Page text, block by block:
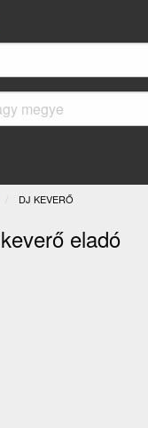
JELENLEGI:
DJ KEVERŐ
eladó